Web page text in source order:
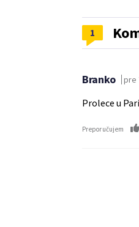
1
Branko pre
Prolece u
Preporučujem